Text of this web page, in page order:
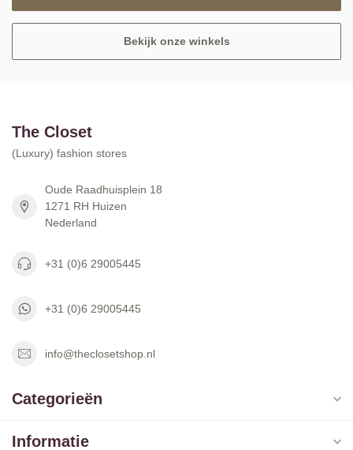
Bekijk onze winkels
The Closet
(Luxury) fashion stores
Oude Raadhuisplein 18
1271 RH Huizen
Nederland
+31 (0)6 29005445
+31 (0)6 29005445
info@theclosetshop.nl
Categorieën
Informatie